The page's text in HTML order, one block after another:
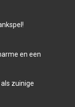
en een
zuinige